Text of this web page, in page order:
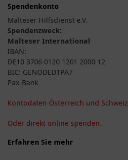
Spendenkonto
Malteser Hilfsdienst e.V.
Spendenzweck:
Malteser International
IBAN:
DE10 3706 0120 1201 2000 12
BIC: GENODED1PA7
Pax Bank
Kontodaten Österreich und Schweiz
Oder direkt online spenden.
Erfahren Sie mehr